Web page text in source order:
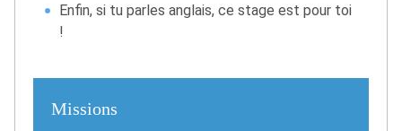
Enfin, si tu parles anglais, ce stage est pour toi
!
Missions